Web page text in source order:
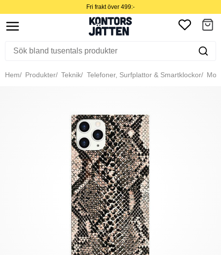
Fri frakt över 499:-
Hem Produkter Teknik Telefoner, Surfplattor & Smartklockor